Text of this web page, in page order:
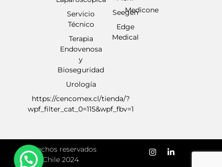
Servicio
Técnico
Terapia
Endovenosa
y
Bioseguridad
Urología
https://cencomex.cl/tienda/?
wpf_filter_cat_0=115&wpf_fbv=1
Seegen
Edge
Medical
Medicone
Derechos reservados
Chile 2024